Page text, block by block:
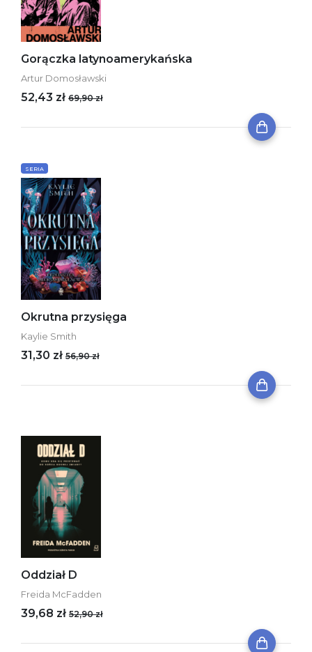
Gorączka latynoamerykańska
Artur Domosławski
52,43 zł 69,90 zł
SERIA
Okrutna przysięga
Kaylie Smith
31,30 zł 56,90 zł
Oddział D
Freida McFadden
39,68 zł 52,90 zł